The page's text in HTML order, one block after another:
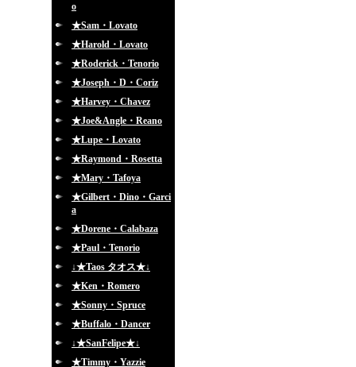
o
★Sam・Lovato
★Harold・Lovato
★Roderick・Tenorio
★Joseph・D・Coriz
★Harvey・Chavez
★Joe&Angle・Reano
★Lupe・Lovato
★Raymond・Rosetta
★Mary・Tafoya
★Gilbert・Dino・Garci
a
★Dorene・Calabaza
★Paul・Tenorio
↓★Taos タオス★↓
★Ken・Romero
★Sonny・Spruce
★Buffalo・Dancer
↓★SanFelipe★↓
★Timmy・Yazzie